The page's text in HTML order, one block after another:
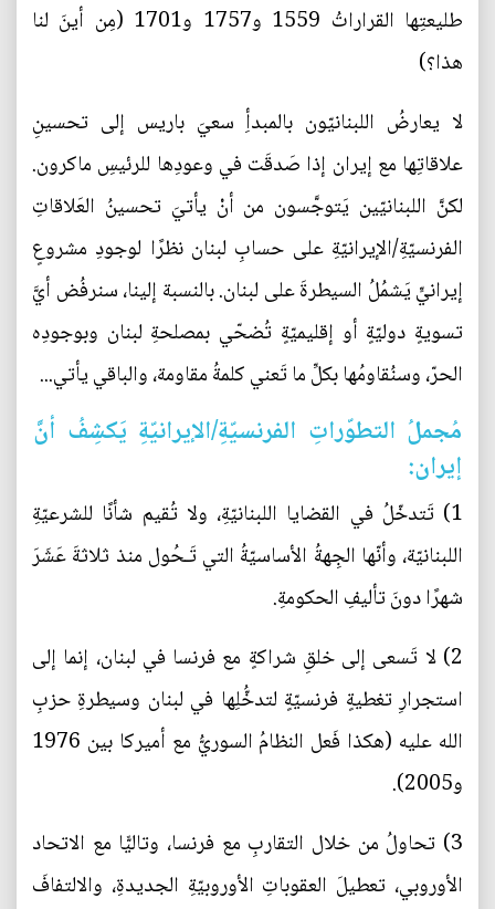
طليعتِها القراراتُ 1559 و1757 و1701 (مِن أينَ لنا
هذا؟)
لا يعارضُ اللبنانيّون بالمبدأِ سعيَ باريس إلى تحسينِ
علاقاتِها مع إيران إذا صَدقَت في وعودِها للرئيسِ ماكرون.
لكنَّ اللبنانيّين يَتوجَّسون من أنْ يأتيَ تحسينُ العَلاقاتِ
الفرنسيّةِ/الإيرانيّةِ على حسابِ لبنان نظرًا لوجودِ مشروعٍ
إيرانيٍّ يَشمُلُ السيطرةَ على لبنان. بالنسبة إلينا، سنرفُض أيَّ
تسويةٍ دوليّةٍ أو إقليميّةٍ تُضحّي بمصلحةِ لبنان وبوجودِه
الحرّ، وسنُقاومُها بكلِّ ما تَعني كلمةُ مقاومة، والباقي يأتي...
مُجملُ التطوّراتِ الفرنسيّةِ/الإيرانيّةِ يَكشِفُ أنَّ
إيران:
1) تَتدخّلُ في القضايا اللبنانيّةِ، ولا تُقيم شأنًا للشرعيّةِ
اللبنانيّة، وأنّها الجِهةُ الأساسيّةُ التي تَـحُول منذ ثلاثةَ عَشَرَ
شهرًا دونَ تأليفِ الحكومةِ.
2) لا تَسعى إلى خلقِ شراكةٍ مع فرنسا في لبنان، إنما إلى
استجرارِ تغطيةٍ فرنسيّةٍ لتدخُّلِها في لبنان وسيطرةِ حزبِ
الله عليه (هكذا فَعل النظامُ السوريُّ مع أميركا بين 1976
و2005).
3) تحاولُ من خلال التقاربِ مع فرنسا، وتاليًّا مع الاتحاد
الأوروبي، تعطيلَ العقوباتِ الأوروبيّةِ الجديدةِ، والالتفافَ